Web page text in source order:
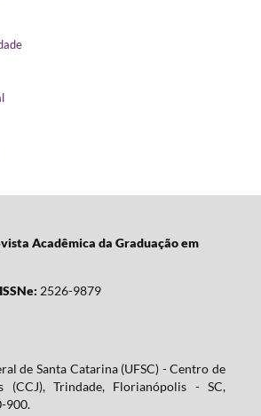
Acadêmica da Graduação em
ISSNe: 2526-9879
de Santa Catarina (UFSC) - Centro de
(CCJ), Trindade, Florianópolis - SC,
900.